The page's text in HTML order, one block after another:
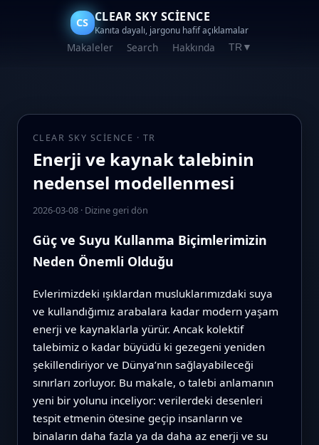
CS CLEAR SKY SCIENCE
Kanıta dayalı, jargonu hafif açıklamalar
Makaleler Search Hakkında TR ▼
CLEAR SKY SCIENCE · TR
Enerji ve kaynak talebinin
nedensel modellenmesi
2026-03-08· Dizine geri dön
Güç ve Suyu Kullanma Biçimlerimizin
Neden Önemli Olduğu
Evlerimizdeki ışıklardan musluklarımızdaki suya
ve kullandığımız arabalara kadar modern yaşam
enerji ve kaynaklarla yürür. Ancak kolektif
talebimiz o kadar büyüdü ki gezegeni yeniden
şekillendiriyor ve Dünya’nın sağlayabileceği
sınırları zorluyor. Bu makale, o talebi anlamanın
yeni bir yolunu inceliyor: verilerdeki desenleri
tespit etmenin ötesine geçip insanların ve
binaların daha fazla ya da daha az enerji ve su